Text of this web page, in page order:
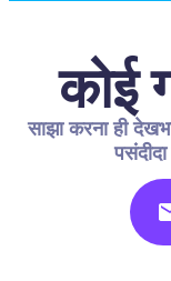
कोई
साझा करना ही